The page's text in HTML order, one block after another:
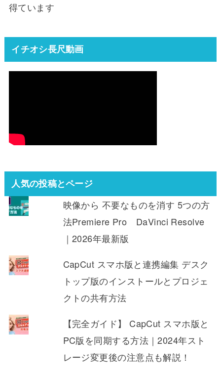
得ています
イチオシ長尺動画
人気の投稿とページ
映像から 不要なものを消す 5つの方
法Premiere Pro DaVinci Resolve
｜2026年最新版
CapCut スマホ版と連携編集 デスク
トップ版のインストールとプロジェ
クトの共有方法
【完全ガイド】 CapCut スマホ版と
PC版を同期する方法｜2024年スト
レージ変更後の注意点も解説！